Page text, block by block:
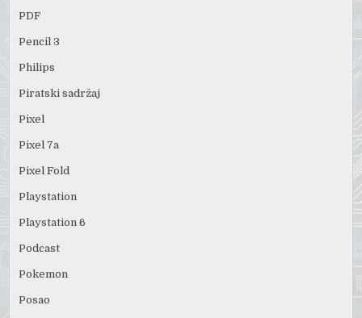
PDF
Pencil 3
Philips
Piratski sadržaj
Pixel
Pixel 7a
Pixel Fold
Playstation
Playstation 6
Podcast
Pokemon
Posao